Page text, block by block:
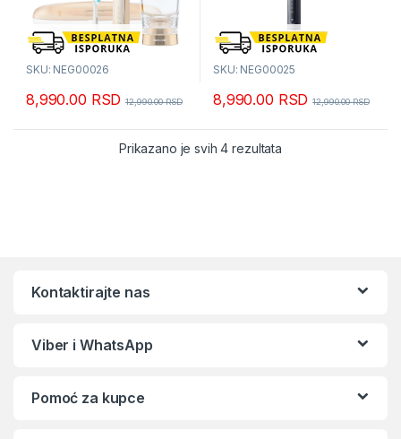
SKU: NEG00026
8,990.00 RSD 12,990.00RSD
SKU: NEG00025
8,990.00 RSD 12,990.00RSD
Prikazano je svih 4 rezultataSortirano po
Kontaktirajte nas
Viber i WhatsApp
Pomoć za kupce